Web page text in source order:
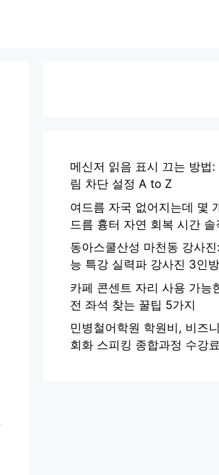
메신저 읽음 표시 끄는 방법:
림 차단 설정 A to Z
여드름 자국 없어지는데 몇
드름 흉터 자연 회복 시간 솔
동아스쿨산성 마천동 강사
능 특강 실력파 강사진 3인
카페 콘센트 자리 사용 가능
전 좌석 찾는 꿀팁 5가지
민병철어학원 학원비, 비즈
회화 스피킹 종합과정 수강